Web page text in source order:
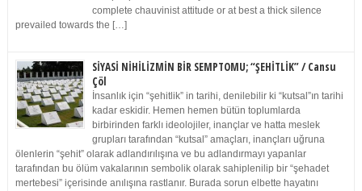
complete chauvinist attitude or at best a thick silence
prevailed towards the […]
SİYASİ NİHİLİZMİN BİR SEMPTOMU; “ŞEHİTLİK” / Cansu
Çöl
İnsanlık için “şehitlik” in tarihi, denilebilir ki “kutsal”ın tarihi
kadar eskidir. Hemen hemen bütün toplumlarda
birbirinden farklı ideolojiler, inançlar ve hatta meslek
grupları tarafından “kutsal” amaçları, inançları uğruna
ölenlerin “şehit” olarak adlandırılışına ve bu adlandırmayı yapanlar
tarafından bu ölüm vakalarının sembolik olarak sahiplenilip bir “şehadet
mertebesi” içerisinde anılışına rastlanır. Burada sorun elbette hayatını